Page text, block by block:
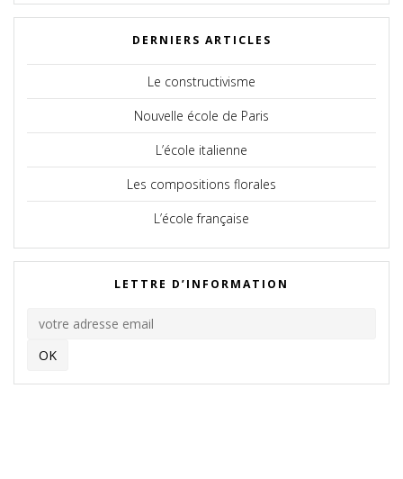
DERNIERS ARTICLES
Le constructivisme
Nouvelle école de Paris
L’école italienne
Les compositions florales
L’école française
LETTRE D’INFORMATION